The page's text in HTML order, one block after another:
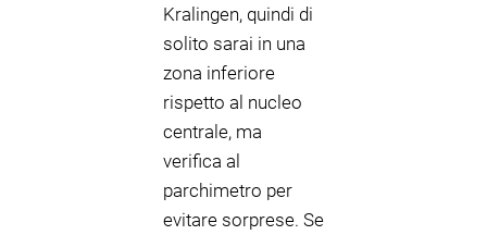
Kralingen, quindi di
solito sarai in una
zona inferiore
rispetto al nucleo
centrale, ma
verifica al
parchimetro per
evitare sorprese. Se